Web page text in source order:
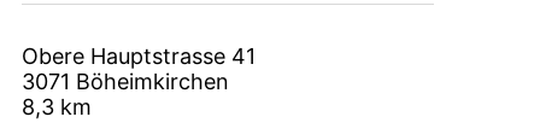
Obere Hauptstrasse 41
3071 Böheimkirchen
8,3 km